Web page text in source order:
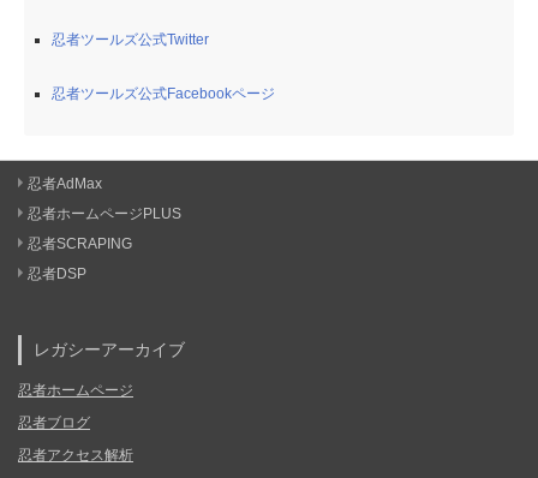
忍者ツールズ公式Twitter
忍者ツールズ公式Facebookページ
忍者AdMax
忍者ホームページPLUS
忍者SCRAPING
忍者DSP
レガシーアーカイブ
忍者ホームページ
忍者ブログ
忍者アクセス解析